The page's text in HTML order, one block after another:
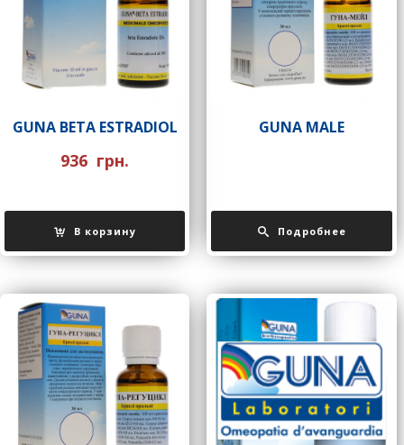
GUNA BETA ESTRADIOL
936 грн.
В корзину
GUNA MALE
Подробнее